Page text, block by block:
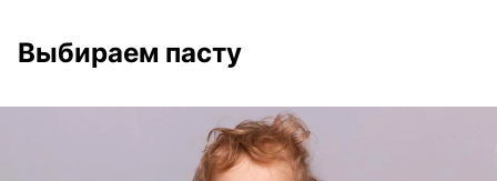
Выбираем пасту